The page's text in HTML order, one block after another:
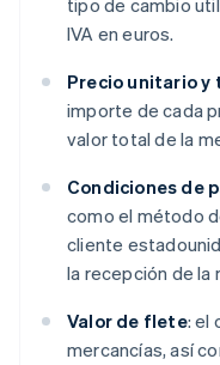
tipo de cambio
IVA en euros.
Precio unitario y
importe de cada
valor total de la
Condiciones de
como el método
cliente
la recepción de la
Valor de flete: el
mercancías, así